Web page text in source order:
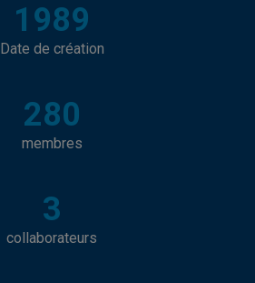
1989
Date de création
280
membres
3
collaborateurs